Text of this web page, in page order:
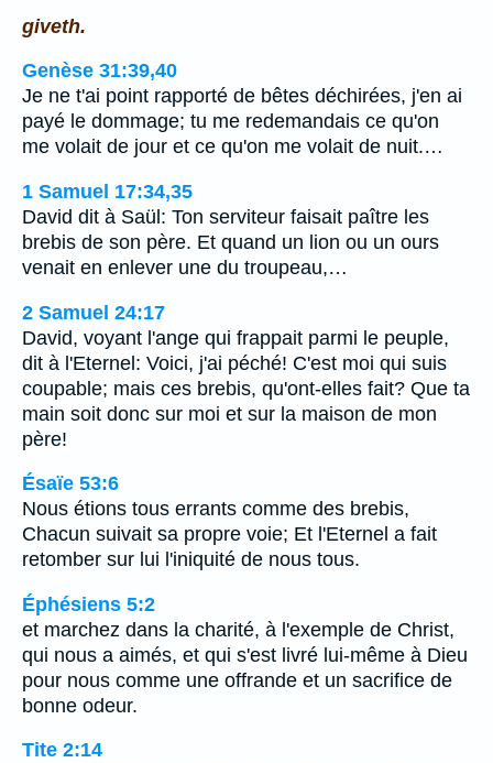
giveth.
Genèse 31:39,40
Je ne t'ai point rapporté de bêtes déchirées, j'en ai
payé le dommage; tu me redemandais ce qu'on
me volait de jour et ce qu'on me volait de nuit.…
1 Samuel 17:34,35
David dit à Saül: Ton serviteur faisait paître les
brebis de son père. Et quand un lion ou un ours
venait en enlever une du troupeau,…
2 Samuel 24:17
David, voyant l'ange qui frappait parmi le peuple,
dit à l'Eternel: Voici, j'ai péché! C'est moi qui suis
coupable; mais ces brebis, qu'ont-elles fait? Que ta
main soit donc sur moi et sur la maison de mon
père!
Ésaïe 53:6
Nous étions tous errants comme des brebis,
Chacun suivait sa propre voie; Et l'Eternel a fait
retomber sur lui l'iniquité de nous tous.
Éphésiens 5:2
et marchez dans la charité, à l'exemple de Christ,
qui nous a aimés, et qui s'est livré lui-même à Dieu
pour nous comme une offrande et un sacrifice de
bonne odeur.
Tite 2:14